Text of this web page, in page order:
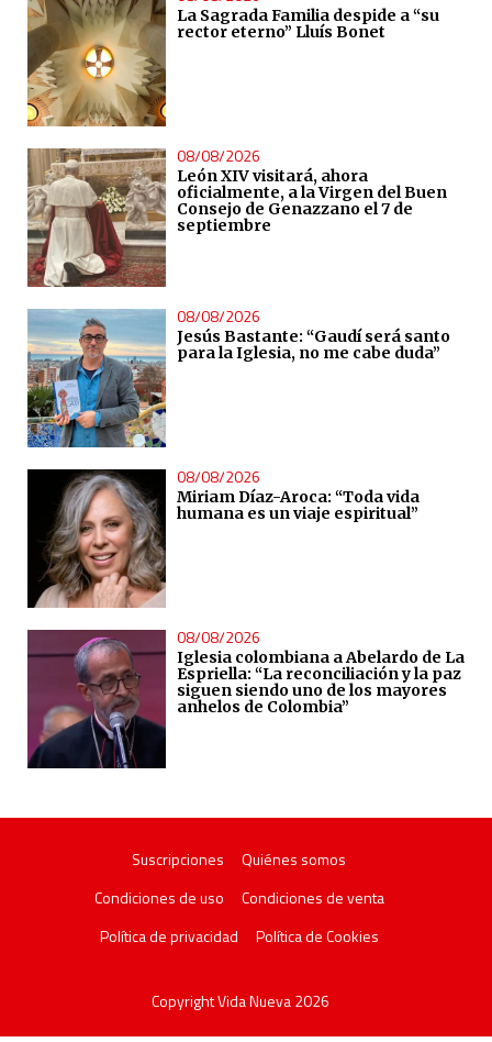
La Sagrada Familia despide a “su
rector eterno” Lluís Bonet
08/08/2026
León XIV visitará, ahora
oficialmente, a la Virgen del Buen
Consejo de Genazzano el 7 de
septiembre
08/08/2026
Jesús Bastante: “Gaudí será santo
para la Iglesia, no me cabe duda”
08/08/2026
Miriam Díaz-Aroca: “Toda vida
humana es un viaje espiritual”
08/08/2026
Iglesia colombiana a Abelardo de La
Espriella: “La reconciliación y la paz
siguen siendo uno de los mayores
anhelos de Colombia”
Suscripciones
Quiénes somos
Condiciones de uso
Condiciones de venta
Política de privacidad
Política de Cookies
Copyright Vida Nueva 2026